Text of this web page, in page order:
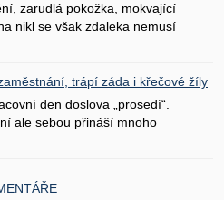
zarudlá pokožka, mokvající
nikl se však zdaleka nemusí
trápí záda i křečové žíly
den doslova „prosedí“.
ale sebou přináší mnoho